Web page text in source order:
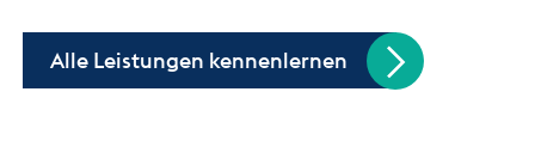
Alle Leistungen kennenlernen